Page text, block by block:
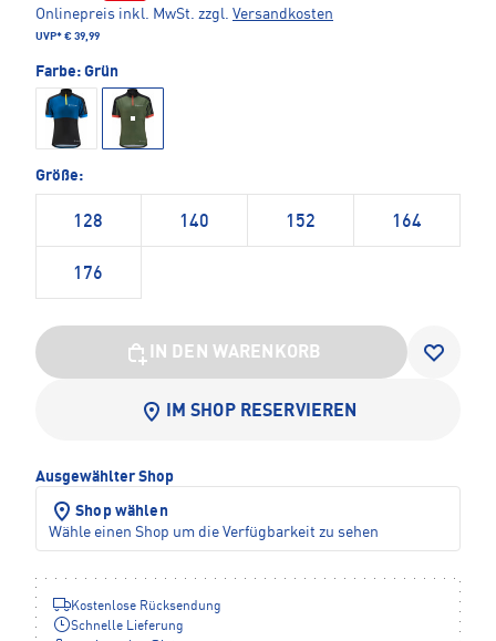
Onlinepreis inkl. MwSt. zzgl. Versandkosten
UVP* € 39,99
Farbe: Grün
Größe:
128 140 152 164
176
IN DEN WARENKORB
IM SHOP RESERVIEREN
Ausgewählter Shop
Shop wählen
Wähle einen Shop um die Verfügbarkeit zu sehen
Kostenlose Rücksendung
Schnelle Lieferung